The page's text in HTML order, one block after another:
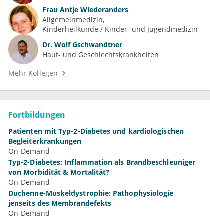
Frau Antje Wiederanders
Allgemeinmedizin
Kinderheilkunde / Kinder- und Jugendmedizin
Dr. Wolf Gschwandtner
Haut- und Geschlechtskrankheiten
Mehr Kollegen
Fortbildungen
Patienten mit Typ-2-Diabetes und kardiologischen
Begleiterkrankungen
On-Demand
Typ-2-Diabetes: Inflammation als Brandbeschleuniger
von Morbidität & Mortalität?
On-Demand
Duchenne-Muskeldystrophie: Pathophysiologie
jenseits des Membrandefekts
On-Demand